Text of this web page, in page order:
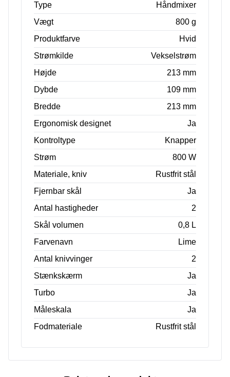
Type
Håndmixer
Vægt
800 g
Produktfarve
Hvid
Strømkilde
Vekselstrøm
Højde
213 mm
Dybde
109 mm
Bredde
213 mm
Ergonomisk designet
Ja
Kontroltype
Knapper
Strøm
800 W
Materiale, kniv
Rustfrit stål
Fjernbar skål
Ja
Antal hastigheder
2
Skål volumen
0,8 L
Farvenavn
Lime
Antal knivvinger
2
Stænkskærm
Ja
Turbo
Ja
Måleskala
Ja
Fodmateriale
Rustfrit stål